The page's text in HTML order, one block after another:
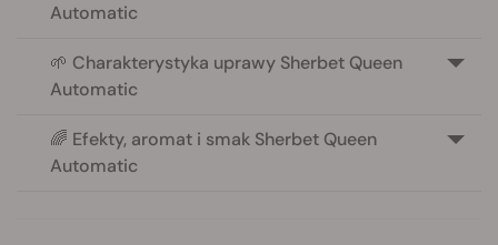
Automatic
🌱 Charakterystyka uprawy Sherbet Queen
Automatic
🌈 Efekty, aromat i smak Sherbet Queen
Automatic